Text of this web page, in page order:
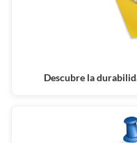
Descubre la